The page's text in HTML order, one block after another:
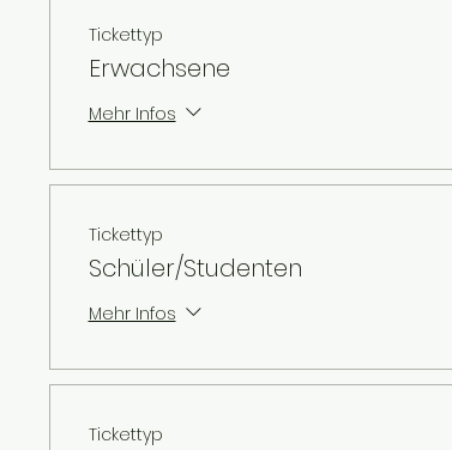
Tickettyp
Erwachsene
Mehr Infos
Tickettyp
Schüler/Studenten
Mehr Infos
Tickettyp